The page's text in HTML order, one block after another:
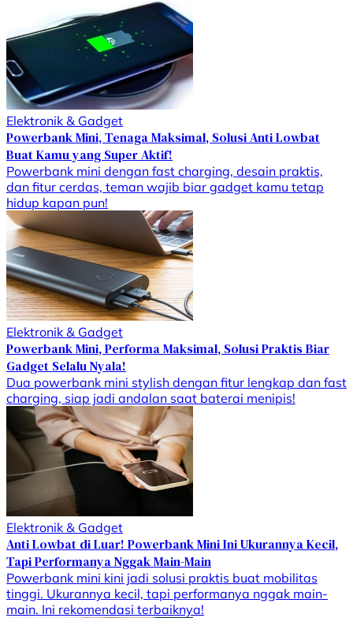
Elektronik & Gadget
Powerbank Mini, Tenaga Maksimal, Solusi Anti Lowbat
Buat Kamu yang Super Aktif!
Powerbank mini dengan fast charging, desain praktis,
dan fitur cerdas, teman wajib biar gadget kamu tetap
hidup kapan pun!
Elektronik & Gadget
Powerbank Mini, Performa Maksimal, Solusi Praktis Biar
Gadget Selalu Nyala!
Dua powerbank mini stylish dengan fitur lengkap dan fast
charging, siap jadi andalan saat baterai menipis!
Elektronik & Gadget
Anti Lowbat di Luar! Powerbank Mini Ini Ukurannya Kecil,
Tapi Performanya Nggak Main-Main
Powerbank mini kini jadi solusi praktis buat mobilitas
tinggi. Ukurannya kecil, tapi performanya nggak main-
main. Ini rekomendasi terbaiknya!